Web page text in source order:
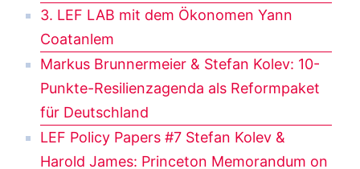
3. LEF LAB mit dem Ökonomen Yann
Coatanlem
Markus Brunnermeier & Stefan Kolev: 10-
Punkte-Resilienzagenda als Reformpaket
für Deutschland
LEF Policy Papers #7 Stefan Kolev &
Harold James: Princeton Memorandum on